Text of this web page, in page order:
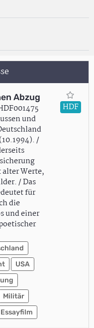
Abzug
und
/
alter Werte,
/ Das
für
die
und einer
USA
Militär
Essayfilm
HDF